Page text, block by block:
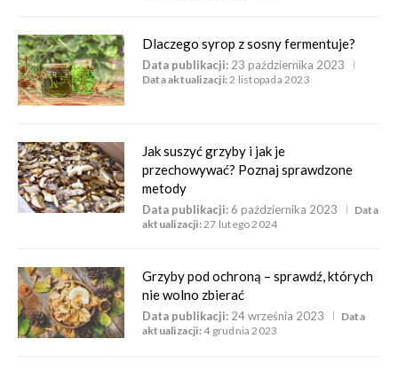
Dlaczego syrop z sosny fermentuje?
Data publikacji: 23 października 2023
Data aktualizacji:2 listopada 2023
Jak suszyć grzyby i jak je
przechowywać? Poznaj sprawdzone
metody
Data publikacji: 6 października 2023
Data
aktualizacji:27 lutego 2024
Grzyby pod ochroną – sprawdź, których
nie wolno zbierać
Data publikacji: 24 września 2023
Data
aktualizacji:4 grudnia 2023